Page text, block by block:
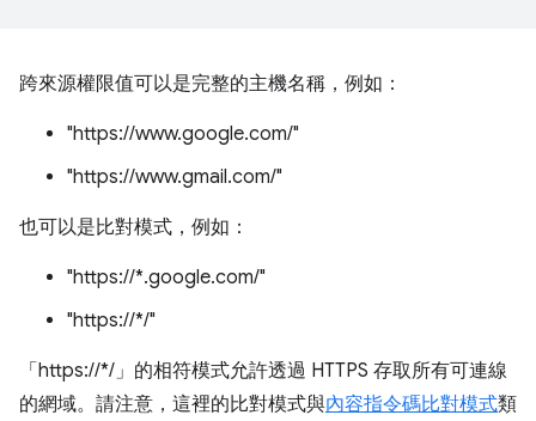
跨來源權限值可以是完整的主機名稱，例如：
"https://www.google.com/"
"https://www.gmail.com/"
也可以是比對模式，例如：
"https://*.google.com/"
"https://*/"
「https://*/」的相符模式允許透過 HTTPS 存取所有可連線
的網域。請注意，這裡的比對模式與內容指令碼比對模式類